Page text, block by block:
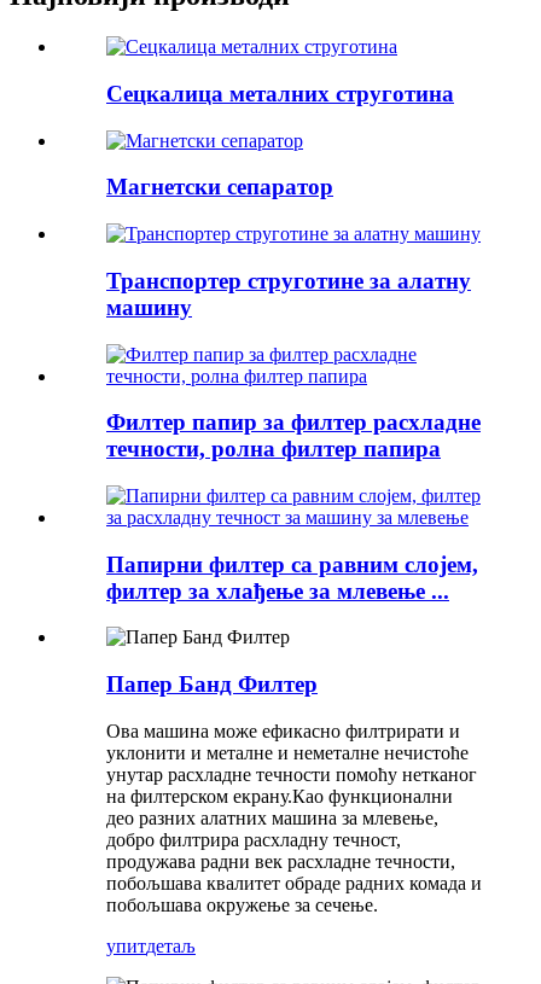
Сецкалица металних струготина
Магнетски сепаратор
Транспортер струготине за алатну
машину
Филтер папир за филтер расхладне
течности, ролна филтер папира
Папирни филтер са равним слојем,
филтер за хлађење за млевење ...
Папер Банд Филтер
Ова машина може ефикасно филтрирати и
уклонити и металне и неметалне нечистоће
унутар расхладне течности помоћу нетканог
на филтерском екрану.Као функционални
део разних алатних машина за млевење,
добро филтрира расхладну течност,
продужава радни век расхладне течности,
побољшава квалитет обраде радних комада и
побољшава окружење за сечење.
упитдетаљ